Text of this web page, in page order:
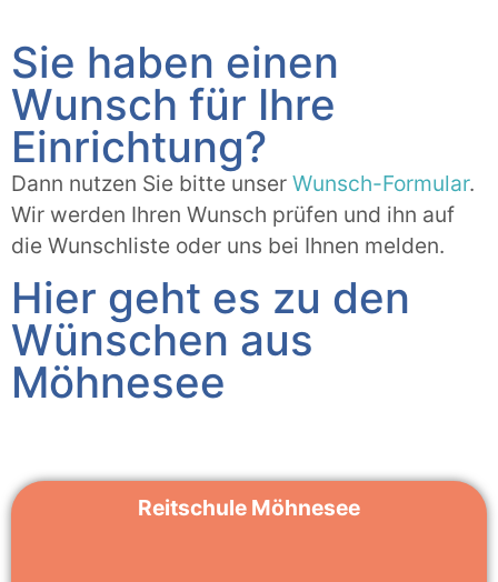
Sie haben einen
Wunsch für Ihre
Einrichtung?
Dann nutzen Sie bitte unser Wunsch-Formular.
Wir werden Ihren Wunsch prüfen und ihn auf
die Wunschliste oder uns bei Ihnen melden.
Hier geht es zu den
Wünschen aus
Möhnesee
Reitschule Möhnesee